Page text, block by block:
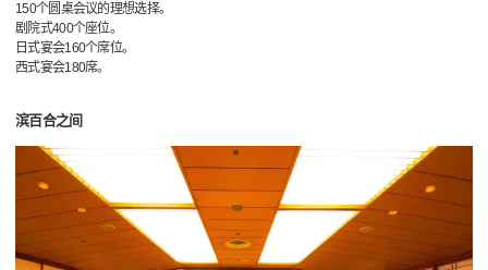
150个圆桌会议的理想选择。
剧院式400个座位。
日式宴会160个席位。
西式宴会180席。
滨百合之间